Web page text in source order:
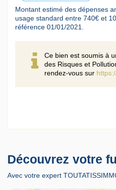
Montant estimé des dépenses
usage standard entre 740€ et
référence 01/01/2021.
Ce bien est soumis à
des Risques et
rendez-vous sur
Découvrez votre
Avec votre expert